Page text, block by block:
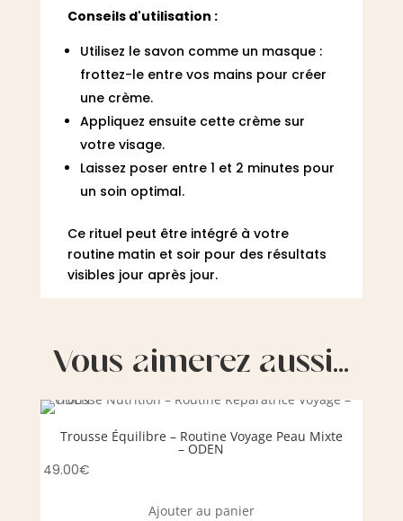
Conseils d'utilisation :
Utilisez le savon comme un masque :
frottez-le entre vos mains pour créer
une crème.
Appliquez ensuite cette crème sur
votre visage.
Laissez poser entre 1 et 2 minutes pour
un soin optimal.
Ce rituel peut être intégré à votre
routine matin et soir pour des résultats
visibles jour après jour.
Vous aimerez aussi…
Trousse Équilibre – Routine Voyage Peau Mixte
– ODEN
49.00€
Ajouter au panier